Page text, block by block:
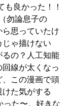
も良かった！！
勿論息子の
思っていたけ
じゃ描けない
るの？人工知能
線が太くなっ
この漫画で頭
た気がする
った〜。好きな